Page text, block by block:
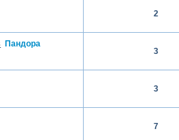
2
Пандора
3
3
7